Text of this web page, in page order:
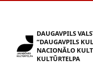
DAUGAVPILS
“DAUGAVPILS
NACIONĀLO
KULTŪRTELPA